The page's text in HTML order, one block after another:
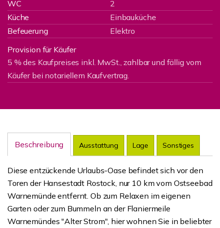
WC
2
Küche
Einbauküche
Befeuerung
Elektro
Provision für Käufer
5 % des Kaufpreises inkl. MwSt., zahlbar und fällig vom
Käufer bei notariellem Kaufvertrag.
Beschreibung Ausstattung Lage Sonstiges
Diese entzückende Urlaubs-Oase befindet sich vor den
Toren der Hansestadt Rostock, nur 10 km vom Ostseebad
Warnemünde entfernt. Ob zum Relaxen im eigenen
Garten oder zum Bummeln an der Flaniermeile
Warnemündes "Alter Strom", hier wohnen Sie in beliebter